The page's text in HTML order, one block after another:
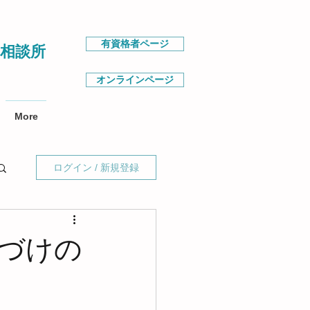
談所 有資格者ページ
オンラインページ
More
ログイン / 新規登録
けの